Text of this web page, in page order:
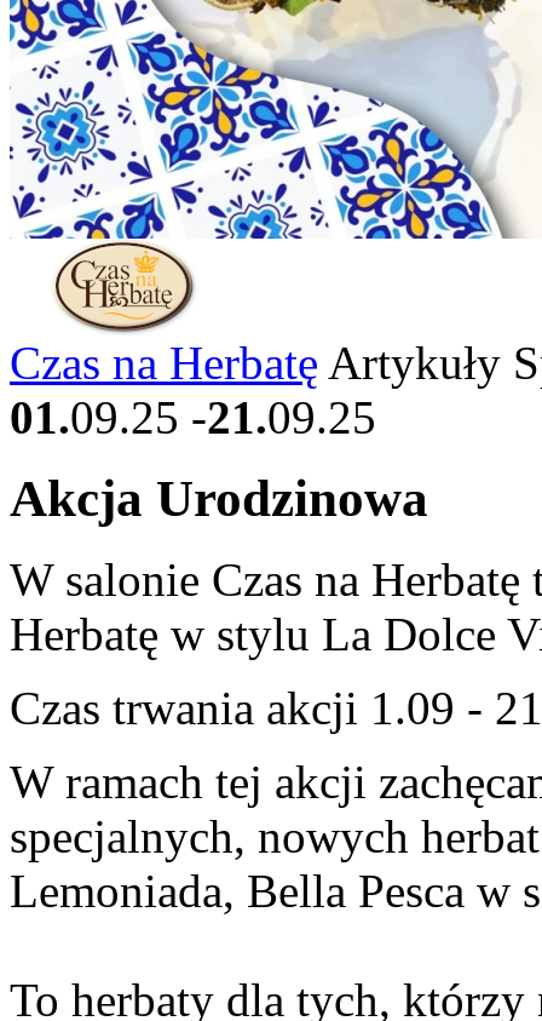
Czas na Herbatę Artykuły
01.09.25 -21.09.25
Akcja Urodzinowa
W salonie Czas na
Herbatę w stylu La Dolce
Czas trwania akcji 1.09 -
W ramach tej akcji
specjalnych, nowych
Lemoniada, Bella Pesca w
To herbaty dla tych, którzy